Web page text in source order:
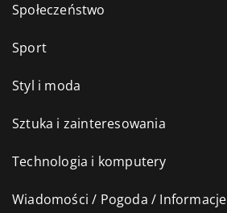
Społeczeństwo
Sport
Styl i moda
Sztuka i zainteresowania
Technologia i komputery
Wiadomości / Pogoda / Informacje